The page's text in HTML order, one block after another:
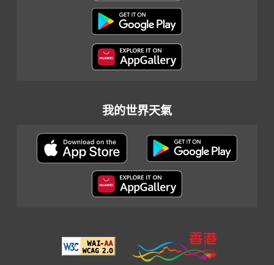
我的世界天氣